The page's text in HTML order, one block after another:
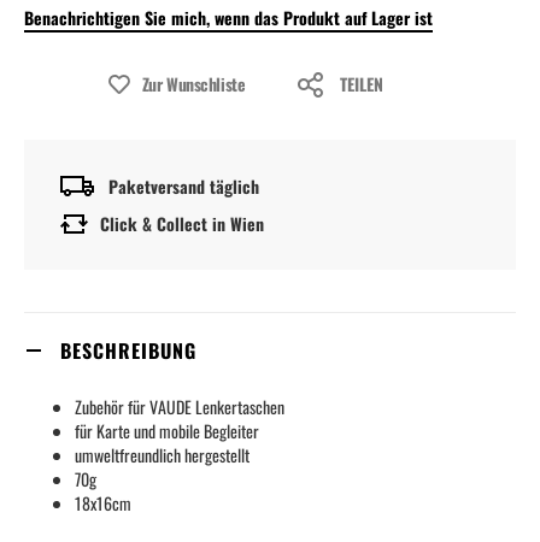
Benachrichtigen Sie mich, wenn das Produkt auf Lager ist
Zur Wunschliste TEILEN
Paketversand täglich
Click & Collect in Wien
BESCHREIBUNG
Zubehör für VAUDE Lenkertaschen
für Karte und mobile Begleiter
umweltfreundlich hergestellt
70g
18x16cm